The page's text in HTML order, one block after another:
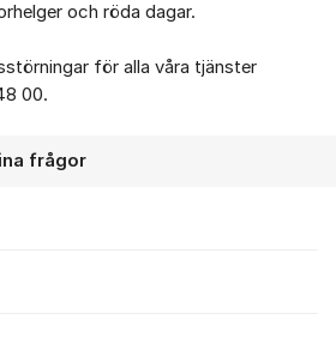
och röda dagar.
för alla våra tjänster
00.
frågor